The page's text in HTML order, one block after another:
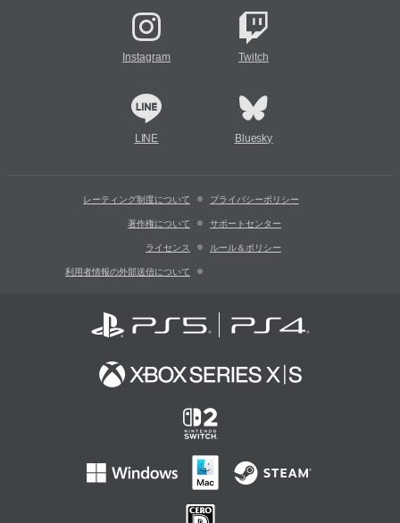
Instagram Twitch
LINE Bluesky
レーティング制度について プライバシーポリシー
著作権について サポートセンター
ライセンス ルール＆ポリシー
利用者情報の外部送信について